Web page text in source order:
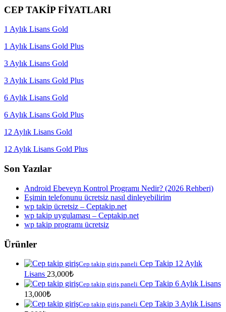
CEP TAKİP FİYATLARI
1 Aylık Lisans Gold
1 Aylık Lisans Gold Plus
3 Aylık Lisans Gold
3 Aylık Lisans Gold Plus
6 Aylık Lisans Gold
6 Aylık Lisans Gold Plus
12 Aylık Lisans Gold
12 Aylık Lisans Gold Plus
Son Yazılar
Android Ebeveyn Kontrol Programı Nedir? (2026 Rehberi)
Eşimin telefonunu ücretsiz nasıl dinleyebilirim
wp takip ücretsiz – Ceptakip.net
wp takip uygulaması – Ceptakip.net
wp takip programı ücretsiz
Ürünler
Cep takip giriş paneli Cep Takip 12 Aylık
Lisans 23,000₺
Cep takip giriş paneli Cep Takip 6 Aylık Lisans
13,000₺
Cep takip giriş paneli Cep Takip 3 Aylık Lisans